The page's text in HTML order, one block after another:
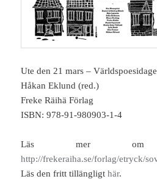
Ute den 21 mars –
Håkan Eklund (red.)
Freke Räihä Förlag
ISBN: 978-91-980903-1-4
Läs mer
http://frekeraiha.se/forlag/etryck/
Läs den fritt tillängligthär.